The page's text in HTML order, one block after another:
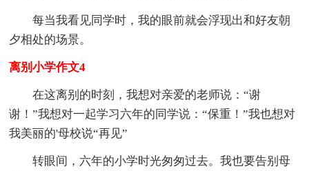
每当我看见同学时，我的眼前就会浮现出和好友朝
夕相处的场景。
离别小学作文4
在这离别的时刻，我想对亲爱的老师说：“谢
谢！”我想对一起学习六年的同学说：“保重！”我也想对
我美丽的'母校说“再见”
转眼间，六年的小学时光匆匆过去。我也要告别母